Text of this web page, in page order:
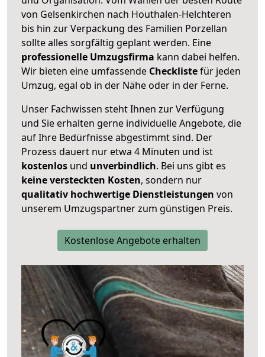
von Gelsenkirchen nach Houthalen-Helchteren
bis hin zur Verpackung des Familien Porzellan
sollte alles sorgfältig geplant werden. Eine
professionelle Umzugsfirma kann dabei helfen.
Wir bieten eine umfassende Checklistefür jeden
Umzug, egal ob in der Nähe oder in der Ferne.
Unser Fachwissen steht Ihnen zur Verfügung
und Sie erhalten gerne individuelle Angebote, die
auf Ihre Bedürfnisse abgestimmt sind. Der
Prozess dauert nur etwa 4 Minuten und ist
kostenlos und unverbindlich. Bei uns gibt es
keine versteckten Kosten, sondern nur
qualitativ hochwertige Dienstleistungen von
unserem Umzugspartner zum günstigen Preis.
Kostenlose Angebote erhalten